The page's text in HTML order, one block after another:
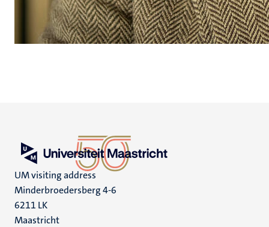
UM visiting address
Minderbroedersberg 4-6
6211 LK
Maastricht